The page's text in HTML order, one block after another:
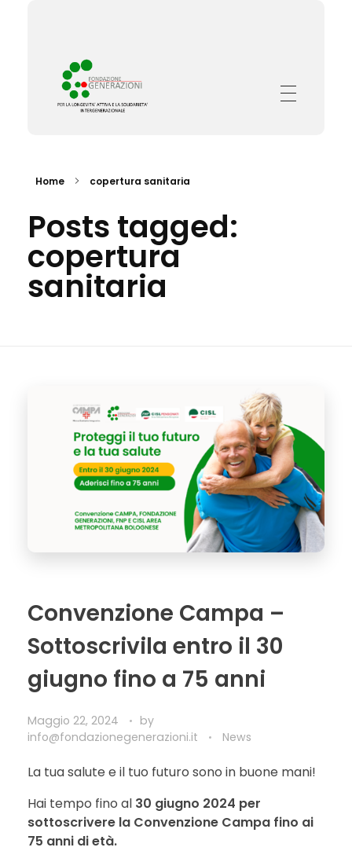
Home copertura sanitaria
Posts tagged:
copertura
sanitaria
Convenzione Campa –
Sottoscrivila entro il 30
giugno fino a 75 anni
Maggio 22, 2024
by
info@fondazionegenerazioni.it
News
La tua salute e il tuo futuro sono in buone mani!
Hai tempo fino al 30 giugno 2024 per
sottoscrivere la Convenzione Campa fino ai
75 anni di età.